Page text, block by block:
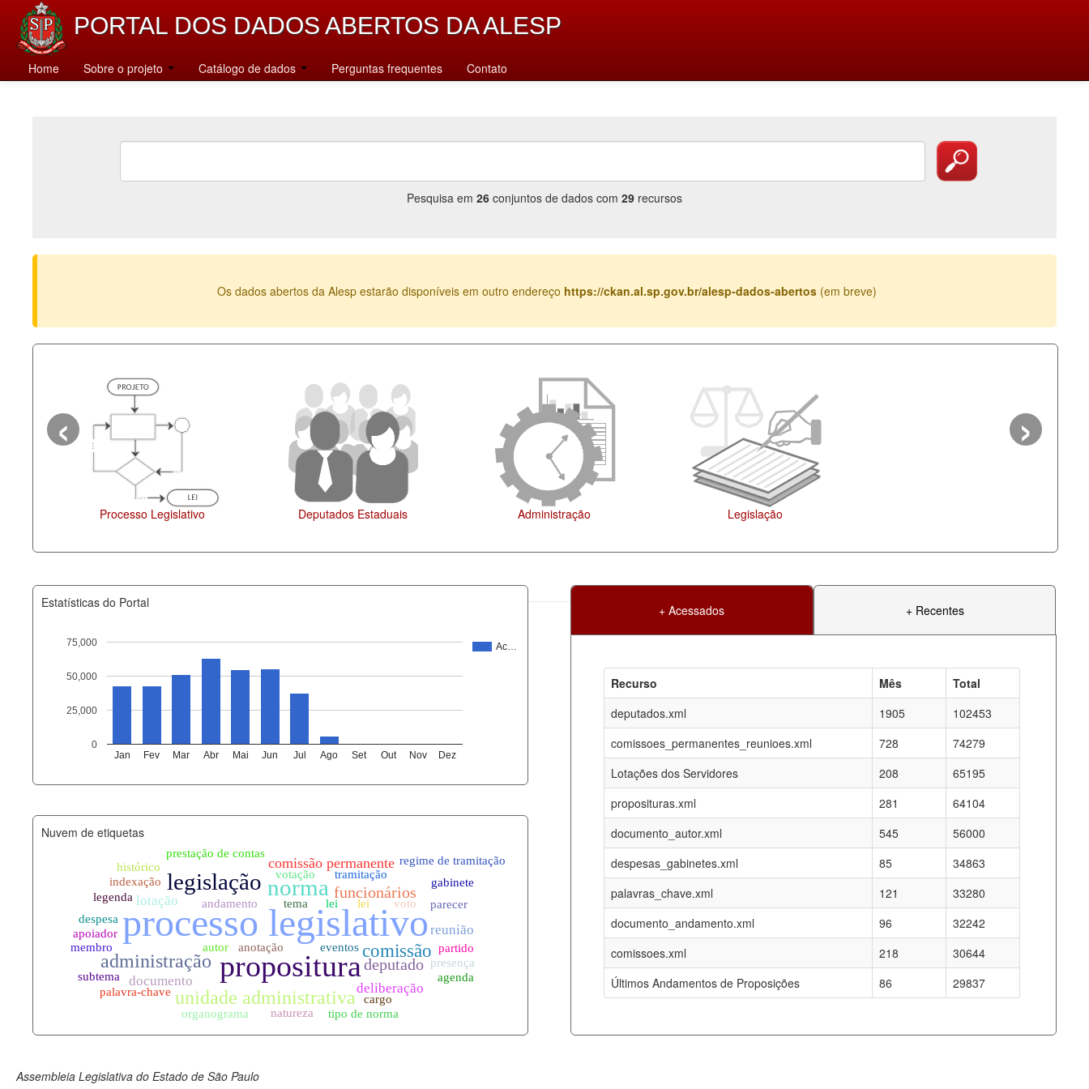
PORTAL DOS DADOS ABERTOS DA ALESP
Home Sobre o projeto Catálogo de dados Perguntas frequentes Contato
Pesquisa em 26 conjuntos de dados com 29 recursos
Os dados abertos da Alesp estarão disponíveis em outro endereço https://ckan.al.sp.gov.br/alesp-dados-abertos (em breve)
Legislação Agenda
‹ ›
Estatísticas do Portal
Ac…
Jan Fev Mar Abr Mai Jun Jul Ago Set Out Nov Dez
0
25,000
50,000
75,000
+ Acessados + Recentes
Recurso Mês
Total
deputados.xml
1905
102453
comissoes_permanentes_reunioes.xml
728
74279
Lotações dos Servidores
208
65195
proposituras.xml
281
64104
documento_autor.xml
545
56000
despesas_gabinetes.xml
85
34863
palavras_chave.xml
121
33280
documento_andamento.xml
96
32242
comissoes.xml
218
30644
Últimos Andamentos de Proposições
86 29837
documento_andamento_atual.xml
07-08-2026
agenda_eventos.xml
07-08-2026
comissoes_permanentes_votacoes.xml
07-08-2026
documento_andamento.xml
07-08-2026
palavras_chave.xml
07-08-2026
legislacao_normas.xml
07-08-2026
legislacao_norma_anotacoes.xml
07-08-2026
Nuvem de etiquetas
Assembleia Legislativa do Estado de São Paulo